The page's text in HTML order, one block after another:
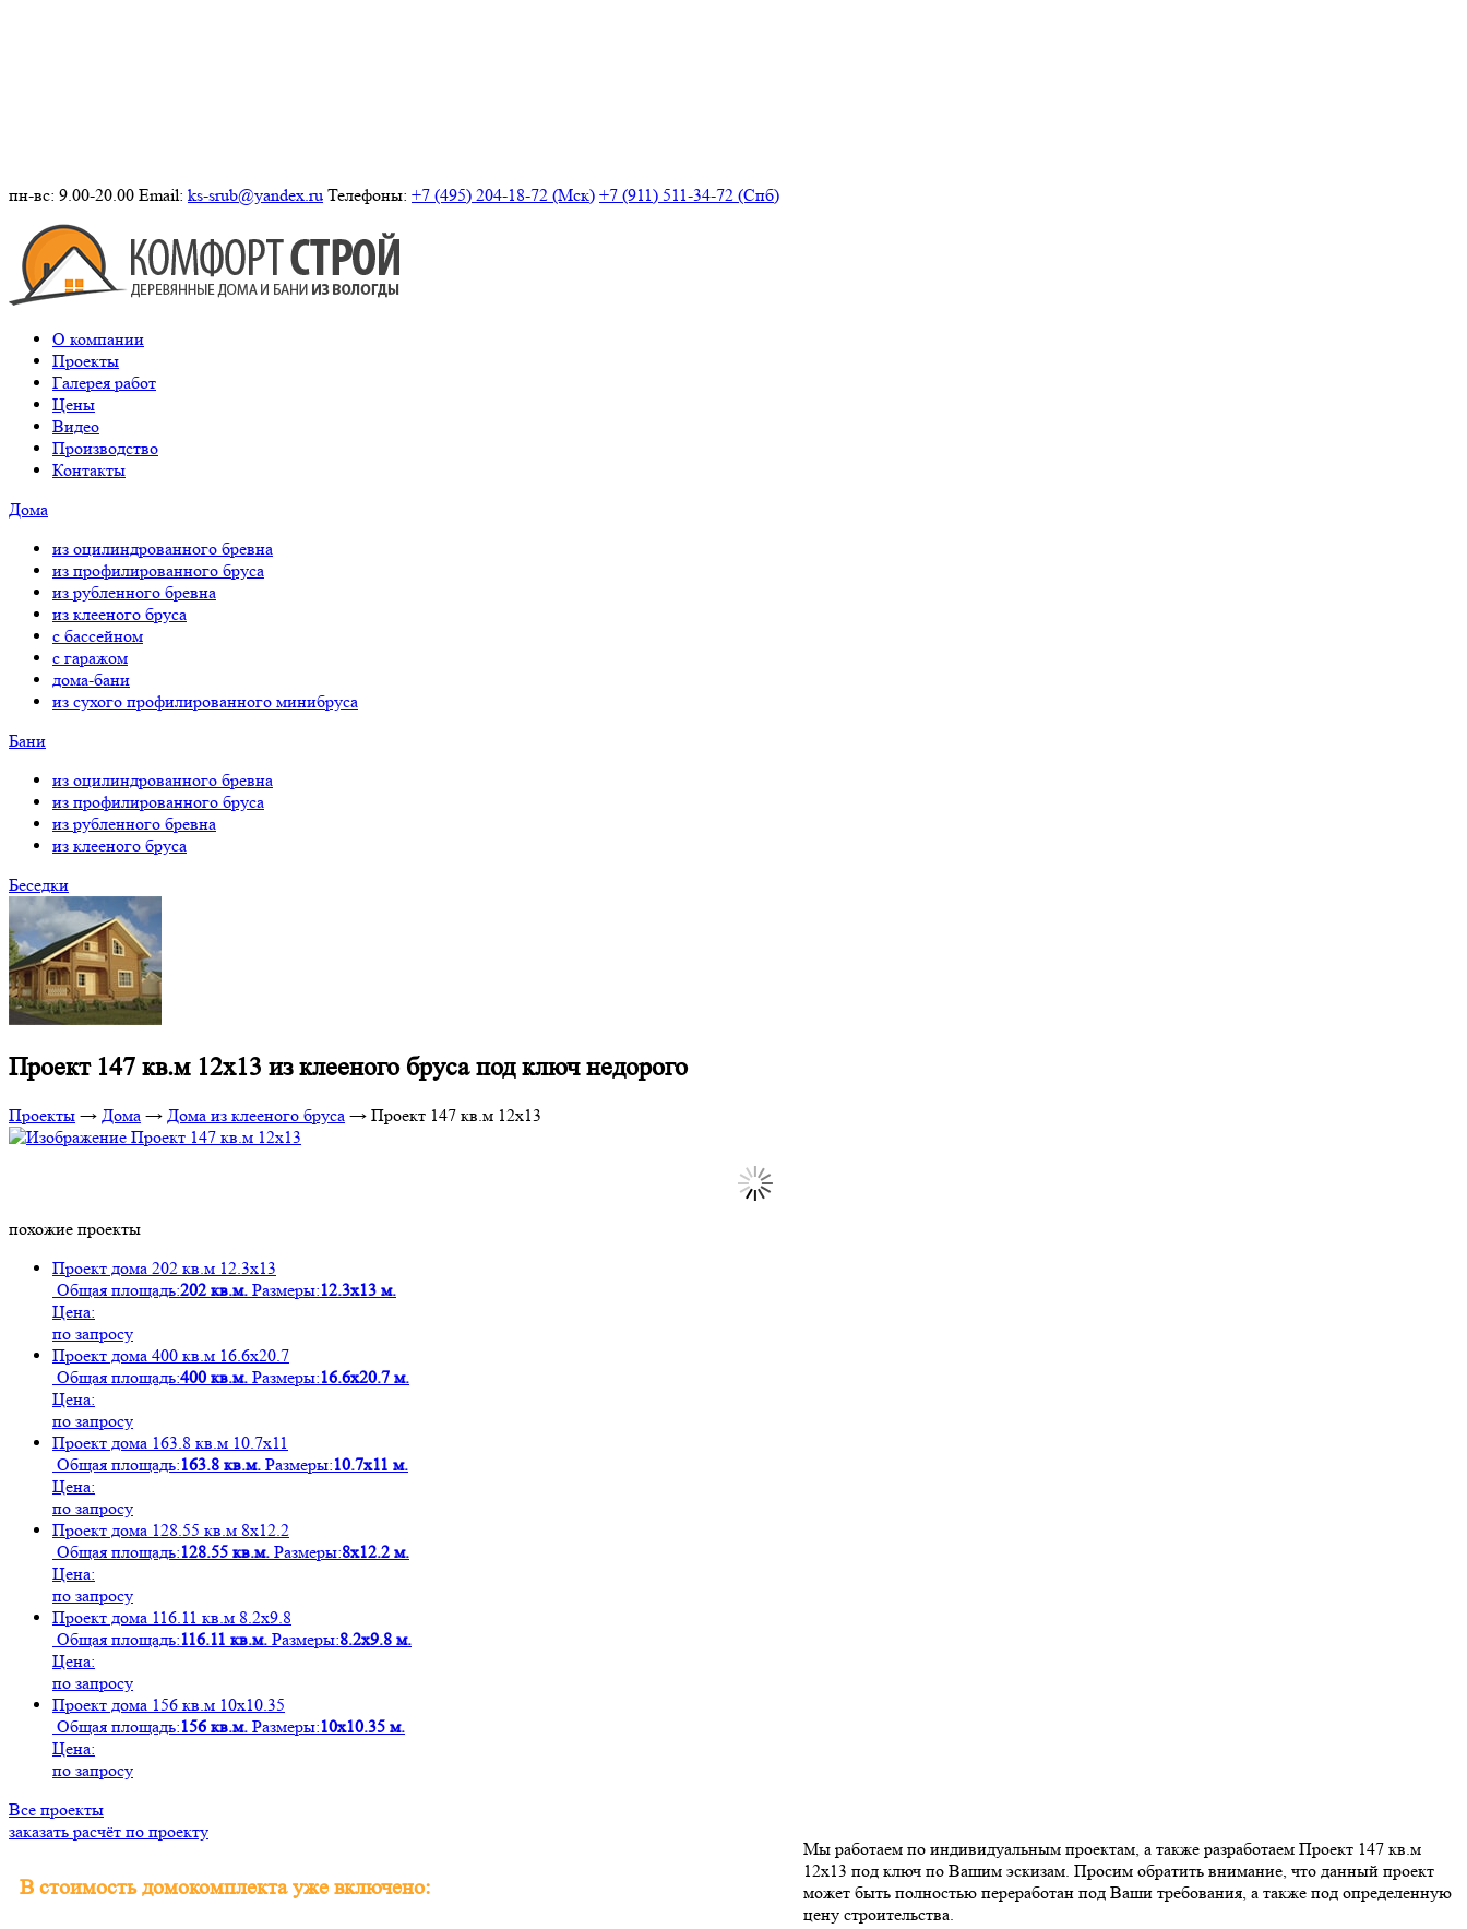
пн-вс: 9.00-20.00 Email: ks-srub@yandex.ru Телефоны: +7 (495) 204-18-72 (Мск) +7 (911) 511-34-72 (Спб)
О компании
Проекты
Галерея работ
Цены
Видео
Производство
Контакты
Дома
из оцилиндрованного бревна
из профилированного бруса
из рубленного бревна
из клееного бруса
с бассейном
с гаражом
дома-бани
из сухого профилированного минибруса
Бани
из оцилиндрованного бревна
из профилированного бруса
из рубленного бревна
из клееного бруса
Беседки
Проект 147 кв.м 12х13 из клееного бруса под ключ недорого
Проекты → Дома → Дома из клееного бруса → Проект 147 кв.м 12х13
похожие проекты
Проект дома 202 кв.м 12.3х13
Общая площадь:202 кв.м. Размеры:12.3х13 м.
Цена:
по запросу
Проект дома 400 кв.м 16.6х20.7
Общая площадь:400 кв.м. Размеры:16.6х20.7 м.
Цена:
по запросу
Проект дома 163.8 кв.м 10.7х11
Общая площадь:163.8 кв.м. Размеры:10.7х11 м.
Цена:
по запросу
Проект дома 128.55 кв.м 8х12.2
Общая площадь:128.55 кв.м. Размеры:8х12.2 м.
Цена:
по запросу
Проект дома 116.11 кв.м 8.2х9.8
Общая площадь:116.11 кв.м. Размеры:8.2х9.8 м.
Цена:
по запросу
Проект дома 156 кв.м 10х10.35
Общая площадь:156 кв.м. Размеры:10х10.35 м.
Цена:
по запросу
Все проекты
Мы работаем по индивидуальным проектам, а также разработаем Проект 147 кв.м
12х13 под ключ по Вашим эскизам. Просим обратить внимание, что данный проект
может быть полностью переработан под Ваши требования, а также под определенную
цену строительства.
заказать расчёт по проекту
В стоимость домокомплекта уже включено: